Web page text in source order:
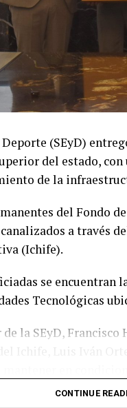
(SEyD)
del estado,
de la
del Fondo
a través
(Ichife).
se encuentran
Tecnológicas
la SEyD,
CONTINUE